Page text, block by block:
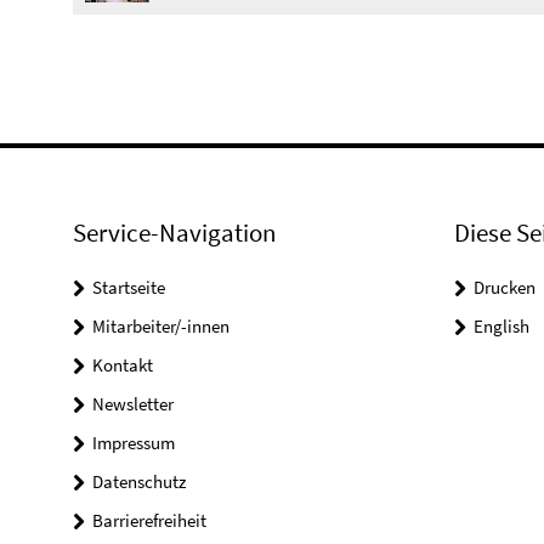
Service-Navigation
Startseite
Mitarbeiter/-innen
Kontakt
Newsletter
Impressum
Datenschutz
Barrierefreiheit
Diese
Drucken
English